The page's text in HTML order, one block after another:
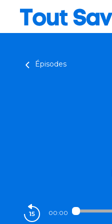
Épisodes
00:00